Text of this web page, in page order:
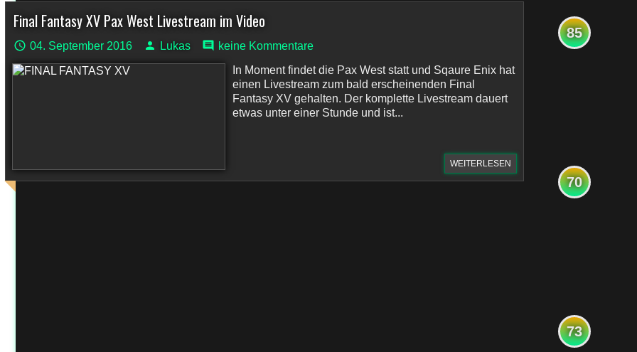
Final Fantasy XV Pax West Livestream im Video
04. September 2016 Lukas
keine Kommentare
In Moment findet die Pax West statt und Sqaure Enix hat
einen Livestream zum bald erscheinenden Final
Fantasy XV gehalten. Der komplette Livestream dauert
etwas unter einer Stunde und ist...
WEITERLESEN
85
70
73